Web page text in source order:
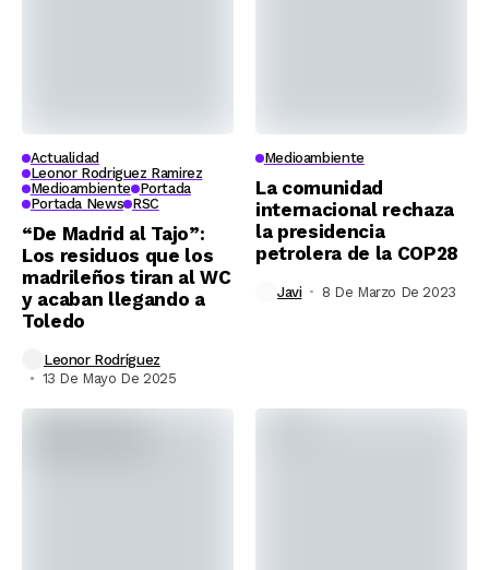
Actualidad
Leonor Rodriguez Ramirez
Medioambiente Portada
Portada News RSC
“De Madrid al Tajo”:
Los residuos que los
madrileños tiran al WC
y acaban llegando a
Toledo
Leonor Rodríguez
13 De Mayo De 2025
Medioambiente
La comunidad
internacional rechaza
la presidencia
petrolera de la COP28
Javi 8 De Marzo De 2023